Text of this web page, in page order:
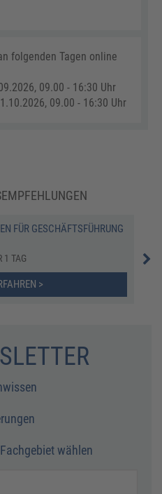
folgenden Tagen online
09.00 - 16:30 Uhr
09.00 - 16:30 Uhr
FÜR GESCHÄFTSFÜHRUNG
1 TAG
>
wählen